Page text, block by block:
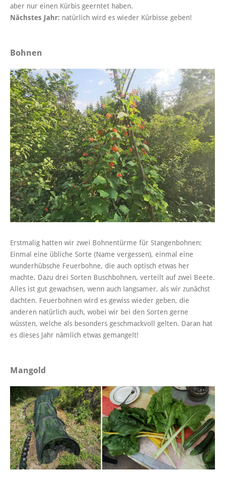
aber nur einen Kürbis geerntet haben.
Nächstes Jahr: natürlich wird es wieder Kürbisse geben!
Bohnen
Erstmalig hatten wir zwei Bohnentürme für Stangenbohnen:
Einmal eine übliche Sorte (Name vergessen), einmal eine
wunderhübsche Feuerbohne, die auch optisch etwas her
machte. Dazu drei Sorten Buschbohnen, verteilt auf zwei Beete.
Alles ist gut gewachsen, wenn auch langsamer, als wir zunächst
dachten. Feuerbohnen wird es gewiss wieder geben, die
anderen natürlich auch, wobei wir bei den Sorten gerne
wüssten, welche als besonders geschmackvoll gelten. Daran hat
es dieses Jahr nämlich etwas gemangelt!
Mangold